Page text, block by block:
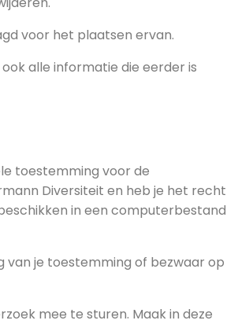
voor het plaatsen ervan.
alle informatie die eerder is
toestemming voor de
Diversiteit en heb je het recht
in een computerbestand
van je toestemming of bezwaar op
mee te sturen. Maak in deze